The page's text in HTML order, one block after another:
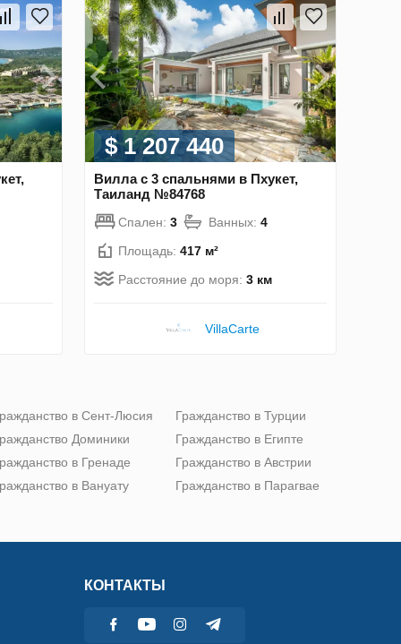
$ 1 207 440
Вилла с 3 спальнями в Пхукет,
Таиланд №84768
Спален: 3 Ванных: 4
Площадь: 417 м²
Расстояние до моря: 3 км
VillaСarte
в Сент-Люсия
Доминики
в Гренаде
в Вануату
Гражданство в Турции
Гражданство в Египте
Гражданство в Австрии
Гражданство в Парагвае
КОНТАКТЫ